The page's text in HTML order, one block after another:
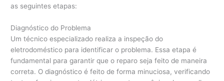
as seguintes etapas:
Diagnóstico do Problema
Um técnico especializado realiza a inspeção do
eletrodoméstico para identificar o problema. Essa etapa é
fundamental para garantir que o reparo seja feito de maneira
correta. O diagnóstico é feito de forma minuciosa, verificando